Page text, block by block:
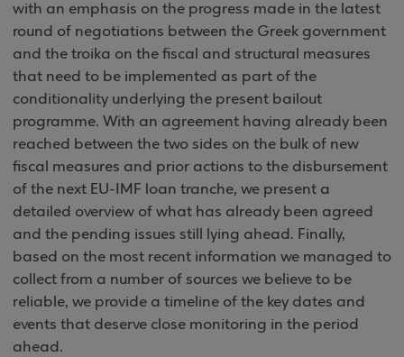
with an emphasis on the progress made in the latest
round of negotiations between the Greek government
and the troika on the fiscal and structural measures
that need to be implemented as part of the
conditionality underlying the present bailout
programme. With an agreement having already been
reached between the two sides on the bulk of new
fiscal measures and prior actions to the disbursement
of the next EU-IMF loan tranche, we present a
detailed overview of what has already been agreed
and the pending issues still lying ahead. Finally,
based on the most recent information we managed to
collect from a number of sources we believe to be
reliable, we provide a timeline of the key dates and
events that deserve close monitoring in the period
ahead.